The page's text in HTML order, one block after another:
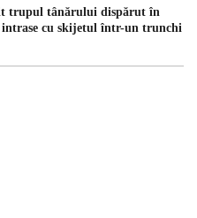
trupul tânărului dispărut în
cu skijetul într-un trunchi